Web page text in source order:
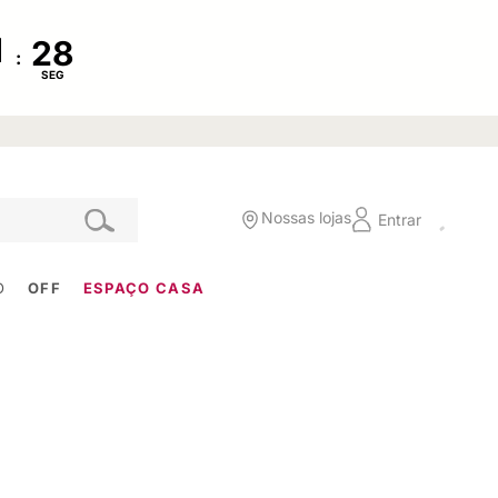
:
SEG
Nossas lojas Entrar
OFF ESPAÇO CASA